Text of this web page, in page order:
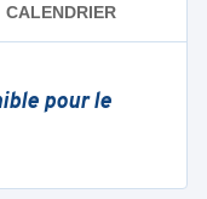
CALENDRIER
pour le